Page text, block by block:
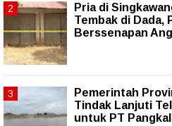
Pria di
Tembak di Dada,
Berssenapan
Pemerintah
Tindak Lanjuti
untuk PT